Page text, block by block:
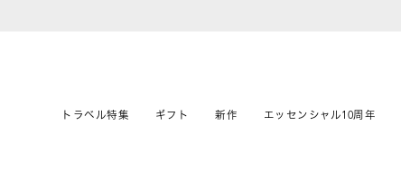
トラベル特集 ギフト 新作 エッセンシャル10周年